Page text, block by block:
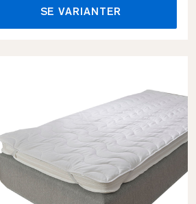
SE VARIANTER